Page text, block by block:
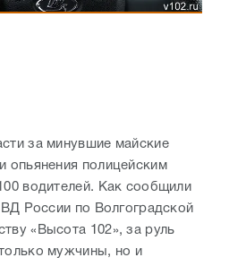
за минувшие майские
опьянения полицейским
водителей. Как сообщили
России по Волгоградской
«Высота 102», за руль
мужчины, но и